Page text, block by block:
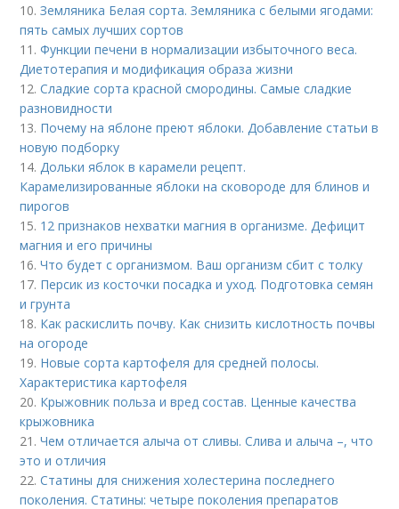
10.Земляника Белая сорта. Земляника с белыми ягодами:
пять самых лучших сортов
11.Функции печени в нормализации избыточного веса.
Диетотерапия и модификация образа жизни
12.Сладкие сорта красной смородины. Самые сладкие
разновидности
13. Почему на яблоне преют яблоки. Добавление статьи в
новую подборку
14.Дольки яблок в карамели рецепт.
Карамелизированные яблоки на сковороде для блинов и
пирогов
15. 12 признаков нехватки магния в организме. Дефицит
магния и его причины
16.Что будет с организмом. Ваш организм сбит с толку
17. Персик из косточки посадка и уход. Подготовка семян
и грунта
18. Как раскислить почву. Как снизить кислотность почвы
на огороде
19. Новые сорта картофеля для средней полосы.
Характеристика картофеля
20. Крыжовник польза и вред состав. Ценные качества
крыжовника
21.Чем отличается алыча от сливы. Слива и алыча –, что
это и отличия
22.Статины для снижения холестерина последнего
поколения. Статины: четыре поколения препаратов